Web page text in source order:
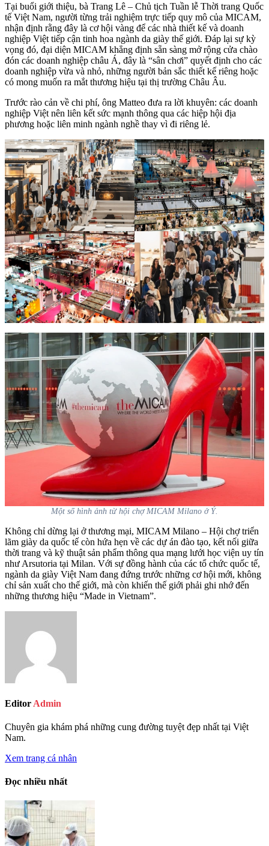
Tại buổi giới thiệu, bà Trang Lê – Chủ tịch Tuần lễ Thời trang Quốc
tế Việt Nam, người từng trải nghiệm trực tiếp quy mô của MICAM,
nhận định rằng đây là cơ hội vàng để các nhà thiết kế và doanh
nghiệp Việt tiếp cận tinh hoa ngành da giày thế giới. Đáp lại sự kỳ
vọng đó, đại diện MICAM khẳng định sẵn sàng mở rộng cửa chào
đón các doanh nghiệp châu Á, đây là “sân chơi” quyết định cho các
doanh nghiệp vừa và nhỏ, những người bản sắc thiết kế riêng hoặc
có mong muốn ra mắt thương hiệu tại thị trường Châu Âu.
Trước rào cản về chi phí, ông Matteo đưa ra lời khuyên: các doanh
nghiệp Việt nên liên kết sức mạnh thông qua các hiệp hội địa
phương hoặc liên minh ngành nghề thay vì đi riêng lẻ.
Một số hình ảnh từ hội chợ MICAM Milano ở Ý.
Không chỉ dừng lại ở thương mại, MICAM Milano – Hội chợ triển
lãm giày da quốc tế còn hứa hẹn về các dự án đào tạo, kết nối giữa
thời trang và kỹ thuật sản phẩm thông qua mạng lưới học viện uy tín
như Arsutoria tại Milan. Với sự đồng hành của các tổ chức quốc tế,
ngành da giày Việt Nam đang đứng trước những cơ hội mới, không
chỉ sản xuất cho thế giới, mà còn khiến thế giới phải ghi nhớ đến
những thương hiệu “Made in Vietnam”.
Editor Admin
Chuyên gia khám phá những cung đường tuyệt đẹp nhất tại Việt
Nam.
Xem trang cá nhân
Đọc nhiều nhất